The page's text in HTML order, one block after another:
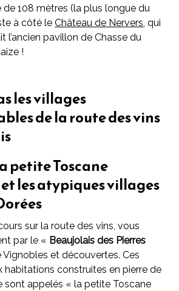
de 108 mètres (la plus longue du
à côté leChâteau de Nervers , qui
l’ancien pavillon de Chasse du
!
les villages
de la route des vins
petite Toscane
les atypiques villages
sur la route des vins, vous
par le « Beaujolais des Pierres
Vignobles et découvertes. Ces
habitations construites en pierre de
sont appelés « la petite Toscane